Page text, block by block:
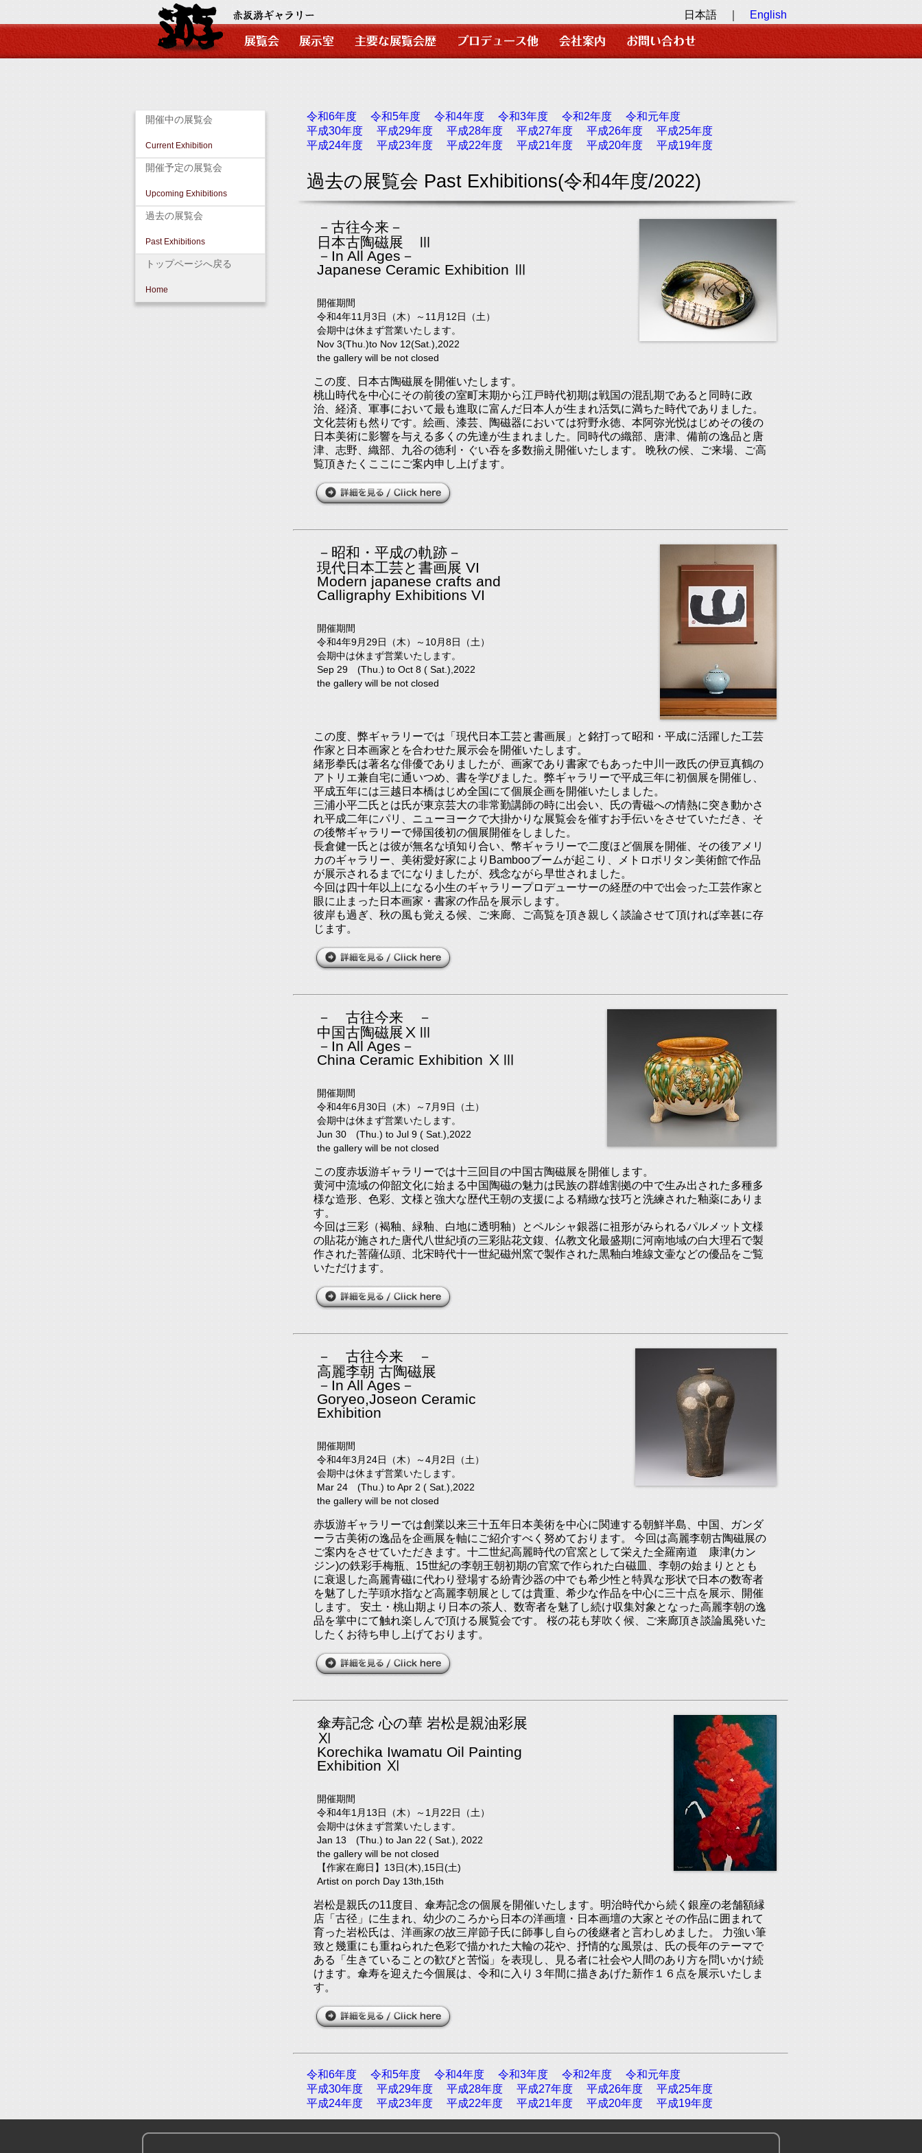
日本語 ｜ English
開催中の展覧会
Current Exhibition
開催予定の展覧会
Upcoming Exhibitions
過去の展覧会
Past Exhibitions
トップページへ戻る
Home
令和6年度 令和5年度 令和4年度 令和3年度 令和2年度
令和元年度
平成30年度
平成29年度 平成28年度 平成27年度 平成26年度
平成25年度
平成24年度
平成23年度 平成22年度 平成21年度 平成20年度 平成19年度
過去の展覧会 Past Exhibitions(令和4年度/2022)
－古往今来－
日本古陶磁展 Ⅲ
－In All Ages－
Japanese Ceramic Exhibition Ⅲ
開催期間
令和4年11月3日（木）～11月12日（土）
会期中は休まず営業いたします。
Nov 3(Thu.)to Nov 12(Sat.),2022
the gallery will be not closed
この度、日本古陶磁展を開催いたします。
桃山時代を中心にその前後の室町末期から江戸時代初期は戦国の混乱期であると同時に政
治、経済、軍事において最も進取に富んだ日本人が生まれ活気に満ちた時代でありました。
文化芸術も然りです。絵画、漆芸、陶磁器においては狩野永徳、本阿弥光悦はじめその後の
日本美術に影響を与える多くの先達が生まれました。同時代の織部、唐津、備前の逸品と唐
津、志野、織部、九谷の徳利・ぐい吞を多数揃え開催いたします。 晩秋の候、ご来場、ご高
覧頂きたくここにご案内申し上げます。
－昭和・平成の軌跡－
現代日本工芸と書画展 VI
Modern japanese crafts and
Calligraphy Exhibitions VI
開催期間
令和4年9月29日（木）～10月8日（土）
会期中は休まず営業いたします。
Sep 29 (Thu.) to Oct 8 ( Sat.),2022
the gallery will be not closed
この度、弊ギャラリーでは「現代日本工芸と書画展」と銘打って昭和・平成に活躍した工芸
作家と日本画家とを合わせた展示会を開催いたします。
緒形拳氏は著名な俳優でありましたが、画家であり書家でもあった中川一政氏の伊豆真鶴の
アトリエ兼自宅に通いつめ、書を学びました。弊ギャラリーで平成三年に初個展を開催し、
平成五年には三越日本橋はじめ全国にて個展企画を開催いたしました。
三浦小平二氏とは氏が東京芸大の非常勤講師の時に出会い、氏の青磁への情熱に突き動かさ
れ平成二年にパリ、ニューヨークで大掛かりな展覧会を催すお手伝いをさせていただき、そ
の後幣ギャラリーで帰国後初の個展開催をしました。
長倉健一氏とは彼が無名な頃知り合い、幣ギャラリーで二度ほど個展を開催、その後アメリ
カのギャラリー、美術愛好家によりBambooブームが起こり、メトロポリタン美術館で作品
が展示されるまでになりましたが、残念ながら早世されました。
今回は四十年以上になる小生のギャラリープロデューサーの経歴の中で出会った工芸作家と
眼に止まった日本画家・書家の作品を展示します。
彼岸も過ぎ、秋の風も覚える候、ご来廊、ご高覧を頂き親しく談論させて頂ければ幸甚に存
じます。
－ 古往今来 －
中国古陶磁展ⅩⅢ
－In All Ages－
China Ceramic Exhibition ⅩⅢ
開催期間
令和4年6月30日（木）～7月9日（土）
会期中は休まず営業いたします。
Jun 30 (Thu.) to Jul 9 ( Sat.),2022
the gallery will be not closed
この度赤坂游ギャラリーでは十三回目の中国古陶磁展を開催します。
黄河中流域の仰韶文化に始まる中国陶磁の魅力は民族の群雄割拠の中で生み出された多種多
様な造形、色彩、文様と強大な歴代王朝の支援による精緻な技巧と洗練された釉薬にありま
す。
今回は三彩（褐釉、緑釉、白地に透明釉）とペルシャ銀器に祖形がみられるパルメット文様
の貼花が施された唐代八世紀頃の三彩貼花文鍑、仏教文化最盛期に河南地域の白大理石で製
作された菩薩仏頭、北宋時代十一世紀磁州窯で製作された黒釉白堆線文壷などの優品をご覧
いただけます。
－ 古往今来 －
高麗李朝 古陶磁展
－In All Ages－
Goryeo,Joseon Ceramic
Exhibition
開催期間
令和4年3月24日（木）～4月2日（土）
会期中は休まず営業いたします。
Mar 24 (Thu.) to Apr 2 ( Sat.),2022
the gallery will be not closed
赤坂游ギャラリーでは創業以来三十五年日本美術を中心に関連する朝鮮半島、中国、ガンダ
ーラ古美術の逸品を企画展を軸にご紹介すべく努めております。 今回は高麗李朝古陶磁展の
ご案内をさせていただきます。十二世紀高麗時代の官窯として栄えた全羅南道 康津(カン
ジン)の鉄彩手梅瓶、15世紀の李朝王朝初期の官窯で作られた白磁皿、李朝の始まりととも
に衰退した高麗青磁に代わり登場する紛青沙器の中でも希少性と特異な形状で日本の数寄者
を魅了した芋頭水指など高麗李朝展としては貴重、希少な作品を中心に三十点を展示、開催
します。 安土・桃山期より日本の茶人、数寄者を魅了し続け収集対象となった高麗李朝の逸
品を掌中にて触れ楽しんで頂ける展覧会です。 桜の花も芽吹く候、ご来廊頂き談論風発いた
したくお待ち申し上げております。
傘寿記念 心の華 岩松是親油彩展
Ⅺ
Korechika Iwamatu Oil Painting
Exhibition Ⅺ
開催期間
令和4年1月13日（木）～1月22日（土）
会期中は休まず営業いたします。
Jan 13 (Thu.) to Jan 22 ( Sat.), 2022
the gallery will be not closed
【作家在廊日】13日(木),15日(土)
Artist on porch Day 13th,15th
岩松是親氏の11度目、傘寿記念の個展を開催いたします。明治時代から続く銀座の老舗額縁
店「古径」に生まれ、幼少のころから日本の洋画壇・日本画壇の大家とその作品に囲まれて
育った岩松氏は、洋画家の故三岸節子氏に師事し自らの後継者と言わしめました。 力強い筆
致と幾重にも重ねられた色彩で描かれた大輪の花や、抒情的な風景は、氏の長年のテーマで
ある「生きていることの歓びと苦悩」を表現し、見る者に社会や人間のあり方を問いかけ続
けます。傘寿を迎えた今個展は、令和に入り３年間に描きあげた新作１６点を展示いたしま
す。
令和6年度 令和5年度 令和4年度 令和3年度 令和2年度
令和元年度
平成30年度
平成29年度 平成28年度 平成27年度 平成26年度
平成25年度
平成24年度
平成23年度 平成22年度 平成21年度 平成20年度 平成19年度